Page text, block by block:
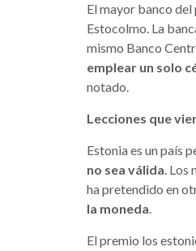
El mayor banco del
Estocolmo. La
mismo Banco
emplear un solo
notado.
Lecciones que
Estonia es un país
no sea válida. Los
ha pretendido en
la moneda.
El premio los